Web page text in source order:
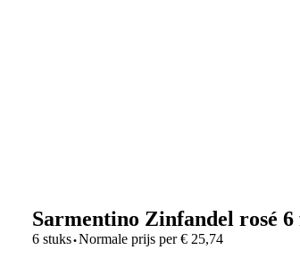
Sarmentino Zinfandel rosé 6
6 stuks·Normale prijs per € 25,74